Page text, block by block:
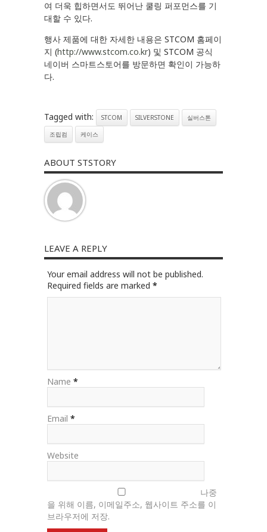
여 더욱 힙하면서도 뛰어난 쿨링 퍼포먼스를 기
대할 수 있다.
행사 제품에 대한 자세한 내용은 STCOM 홈페이
지 (http://www.stcom.co.kr) 및 STCOM 공식
네이버 스마트스토어를 방문하면 확인이 가능하
다.
Tagged with: STCOM SILVERSTONE
실버스톤
조립컴
케이스
ABOUT STSTORY
LEAVE A REPLY
Your email address will not be published.
Required fields are marked *
Name *
Email *
Website
나중
을 위해 이름, 이메일주소, 웹사이트 주소를 이
브라우저에 저장.